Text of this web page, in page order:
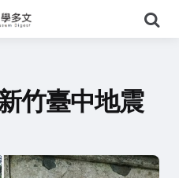
尋
竹臺中地震